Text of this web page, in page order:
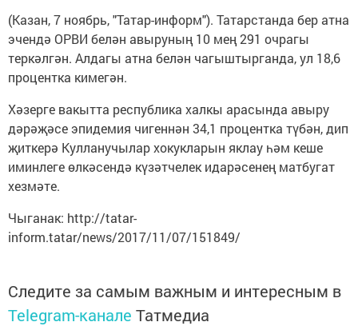
(Казан, 7 ноябрь, "Татар-информ"). Татарстанда бер атна
эчендә ОРВИ белән авыруның 10 мең 291 очрагы
теркәлгән. Алдагы атна белән чагыштырганда, ул 18,6
процентка кимегән.
Хәзерге вакытта республика халкы арасында авыру
дәрәҗәсе эпидемия чигеннән 34,1 процентка түбән, дип
җиткерә Кулланучылар хокукларын яклау һәм кеше
иминлеге өлкәсендә күзәтчелек идарәсенең матбугат
хезмәте.
Чыганак: http://tatar-
inform.tatar/news/2017/11/07/151849/
Следите за самым важным и интересным в
Telegram-канале Татмедиа